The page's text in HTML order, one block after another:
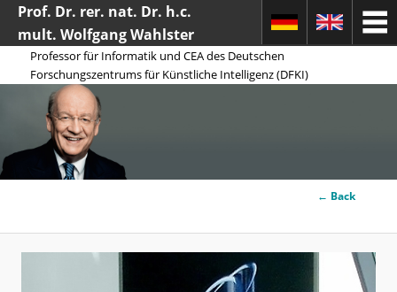
Prof. Dr. rer. nat. Dr. h.c.
mult. Wolfgang Wahlster
Professor für Informatik und CEA des Deutschen
Forschungszentrums für Künstliche Intelligenz (DFKI)
Image
← Back